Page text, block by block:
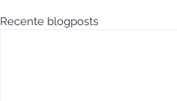
Recente blogposts